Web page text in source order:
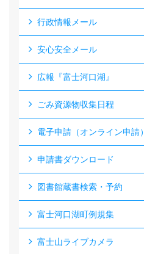
行政情報メール
安心安全メール
広報『富士河口湖』
ごみ資源物収集日程
電子申請（オンライン申請）
申請書ダウンロード
図書館蔵書検索・予約
富士河口湖町例規集
富士山ライブカメラ